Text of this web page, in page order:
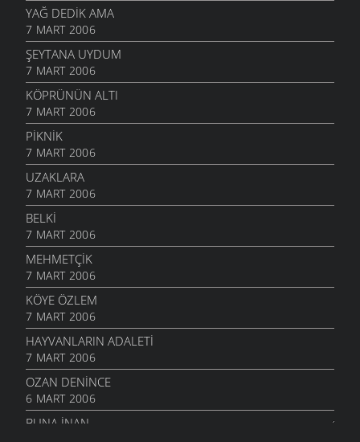
YAĞ DEDIK AMA
7 MART 2006
ŞEYTANA UYDUM
7 MART 2006
KÖPRÜNÜN ALTI
7 MART 2006
PIKNIK
7 MART 2006
UZAKLARA
7 MART 2006
BELKI
7 MART 2006
MEHMETÇIK
7 MART 2006
KÖYE ÖZLEM
7 MART 2006
HAYVANLARIN ADALETI
7 MART 2006
OZAN DENINCE
6 MART 2006
BUNA İNAN